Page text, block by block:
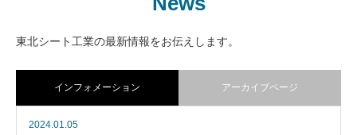
東北シート工業の最新情報をお伝えします。
インフォメーション アーカイブページ
2024.01.05